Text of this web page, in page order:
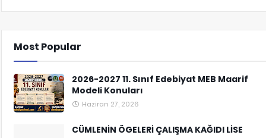
Most Popular
2026-2027 11. Sınıf Edebiyat MEB Maarif
Modeli Konuları
Haziran 27, 2026
CÜMLENİN ÖGELERİ ÇALIŞMA KAĞIDI LİSE